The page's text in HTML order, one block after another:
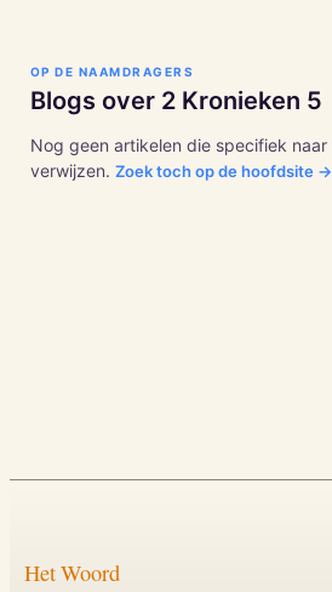
OP DE NAAMDRAGERS
Blogs over 2 Kronieken 5
Nog geen artikelen die specifiek naar
verwijzen. Zoek toch op de hoofdsite →
Het Woord